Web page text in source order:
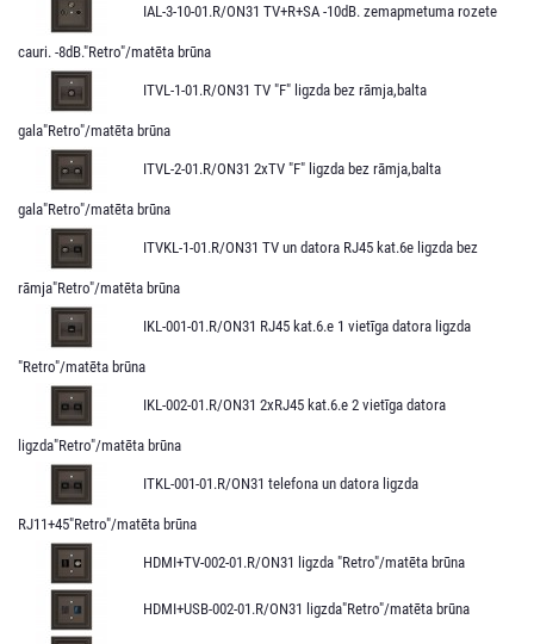
IAL-3-10-01.R/ON31 TV+R+SA -10dB. zemapmetuma rozete
cauri. -8dB."Retro"/matēta brūna
ITVL-1-01.R/ON31 TV "F" ligzda bez rāmja,balta
gala"Retro"/matēta brūna
ITVL-2-01.R/ON31 2xTV "F" ligzda bez rāmja,balta
gala"Retro"/matēta brūna
ITVKL-1-01.R/ON31 TV un datora RJ45 kat.6e ligzda bez
rāmja"Retro"/matēta brūna
IKL-001-01.R/ON31 RJ45 kat.6.e 1 vietīga datora ligzda
"Retro"/matēta brūna
IKL-002-01.R/ON31 2xRJ45 kat.6.e 2 vietīga datora
ligzda"Retro"/matēta brūna
ITKL-001-01.R/ON31 telefona un datora ligzda
RJ11+45"Retro"/matēta brūna
HDMI+TV-002-01.R/ON31 ligzda "Retro"/matēta brūna
HDMI+USB-002-01.R/ON31 ligzda"Retro"/matēta brūna